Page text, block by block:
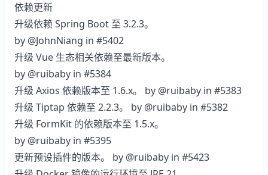
依赖更新
升级依赖 Spring Boot 至 3.2.3。
by @JohnNiang in #5402
升级 Vue 生态相关依赖至最新版本。
by @ruibaby in #5384
升级 Axios 依赖版本至 1.6.x。 by @ruibaby in #5383
升级 Tiptap 依赖至 2.2.3。 by @ruibaby in #5382
升级 FormKit 的依赖版本至 1.5.x。
by @ruibaby in #5395
更新预设插件的版本。 by @ruibaby in #5423